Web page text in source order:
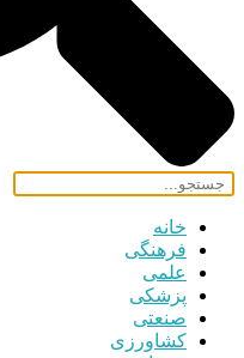
خانه
فرهنگی
علمی
پزشکی
صنعتی
کشاورزی